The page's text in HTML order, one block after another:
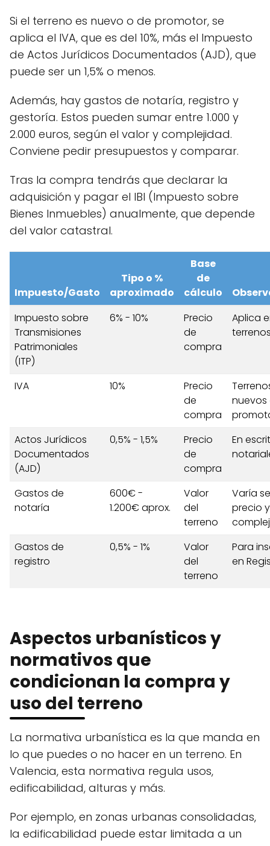
Si el terreno es nuevo o de promotor, se
aplica el IVA, que es del 10%, más el Impuesto
de Actos Jurídicos Documentados (AJD), que
puede ser un 1,5% o menos.
Además, hay gastos de notaría, registro y
gestoría. Estos pueden sumar entre 1.000 y
2.000 euros, según el valor y complejidad.
Conviene pedir presupuestos y comparar.
Tras la compra tendrás que declarar la
adquisición y pagar el IBI (Impuesto sobre
Bienes Inmuebles) anualmente, que depende
del valor catastral.
Impuesto/Gasto
Tipo o %
aproximado
Base
de
cálculo
Impuesto sobre
Transmisiones
Patrimoniales
(ITP)
6% - 10%
Precio
de
compra
Aplica
IVA 10%
Precio
de
compra
nuevos
Actos Jurídicos
Documentados
(AJD)
0,5% - 1,5%
Precio
de
compra
En
Gastos de
notaría
600€ -
1.200€ aprox.
Valor
del
terreno
Varía
precio y
Gastos de
registro
0,5% - 1%
Valor
del
terreno
Para
en
Aspectos urbanísticos y
normativos que
condicionan la compra y
uso del terreno
La normativa urbanística es la que manda en
lo que puedes o no hacer en un terreno. En
Valencia, esta normativa regula usos,
edificabilidad, alturas y más.
Por ejemplo, en zonas urbanas consolidadas,
la edificabilidad puede estar limitada a un